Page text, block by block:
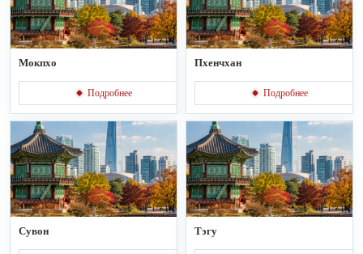
Мокпхо
Подробнее
Пхенчхан
Подробнее
Сувон Тэгу